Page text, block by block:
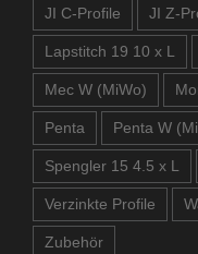
JI C-Profile JI Z-
Lapstitch 19 10 x L
Mec W (MiWo)
Penta Penta W
Spengler 15 4.5 x L
Verzinkte Profile
Zubehör